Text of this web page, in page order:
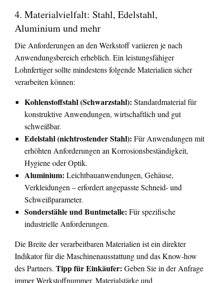
4. Materialvielfalt: Stahl, Edelstahl,
Aluminium und mehr
Die Anforderungen an den Werkstoff variieren je nach
Anwendungsbereich erheblich. Ein leistungsfähiger
Lohnfertiger sollte mindestens folgende Materialien sicher
verarbeiten können:
Kohlenstoffstahl (Schwarzstahl): Standardmaterial für
konstruktive Anwendungen, wirtschaftlich und gut
schweißbar.
Edelstahl (nichtrostender Stahl): Für Anwendungen mit
erhöhten Anforderungen an Korrosionsbeständigkeit,
Hygiene oder Optik.
Aluminium: Leichtbauanwendungen, Gehäuse,
Verkleidungen – erfordert angepasste Schneid- und
Schweißparameter.
Sonderstähle und Buntmetalle: Für spezifische
industrielle Anforderungen.
Die Breite der verarbeitbaren Materialien ist ein direkter
Indikator für die Maschinenausstattung und das Know-how
des Partners. Tipp für Einkäufer: Geben Sie in der Anfrage
immer Werkstoffnummer, Materialstärke und